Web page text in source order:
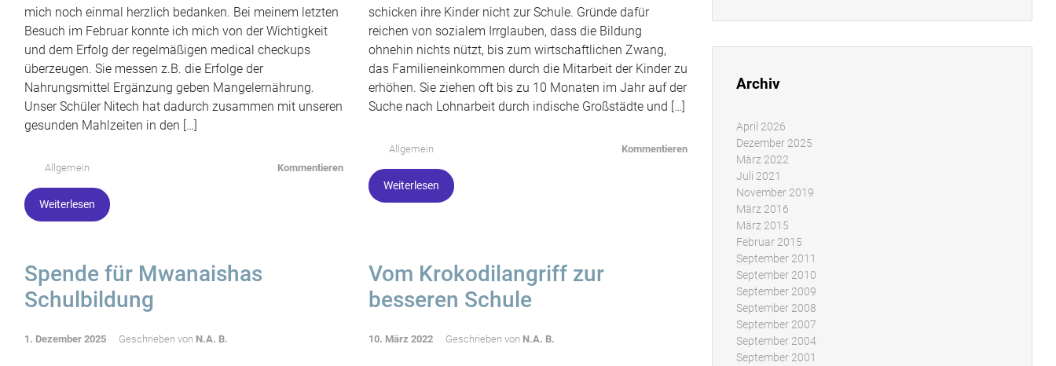
mich noch einmal herzlich bedanken. Bei meinem letzten
Besuch im Februar konnte ich mich von der Wichtigkeit
und dem Erfolg der regelmäßigen medical checkups
überzeugen. Sie messen z.B. die Erfolge der
Nahrungsmittel Ergänzung geben Mangelernährung.
Unser Schüler Nitech hat dadurch zusammen mit unseren
gesunden Mahlzeiten in den […]
Allgemein Kommentieren
Weiterlesen
schicken ihre Kinder nicht zur Schule. Gründe dafür
reichen von sozialem Irrglauben, dass die Bildung
ohnehin nichts nützt, bis zum wirtschaftlichen Zwang,
das Familieneinkommen durch die Mitarbeit der Kinder zu
erhöhen. Sie ziehen oft bis zu 10 Monaten im Jahr auf der
Suche nach Lohnarbeit durch indische Großstädte und […]
Allgemein Kommentieren
Weiterlesen
Spende für Mwanaishas
Schulbildung
1. Dezember 2025 Geschrieben von N.A. B.
Vom Krokodilangriff zur
besseren Schule
10. März 2022 Geschrieben von N.A. B.
Archiv
April 2026
Dezember 2025
März 2022
Juli 2021
November 2019
März 2016
März 2015
Februar 2015
September 2011
September 2010
September 2009
September 2008
September 2007
September 2004
September 2001